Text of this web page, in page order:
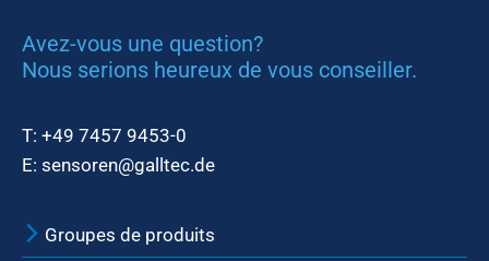
Avez-vous une question?
Nous serions heureux de vous conseiller.
T: +49 7457 9453-0
E: sensoren@galltec.de
Groupes de produits